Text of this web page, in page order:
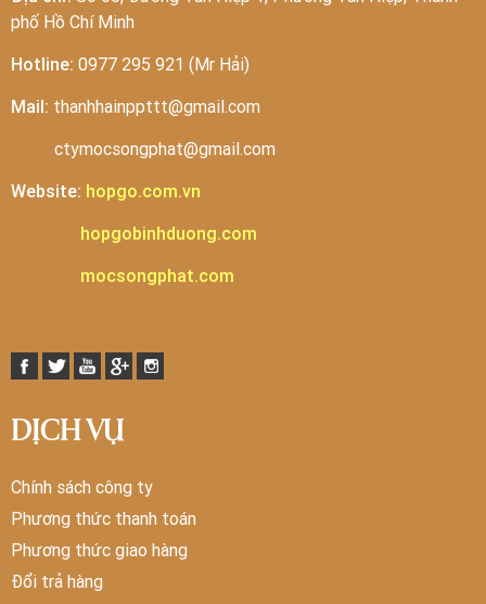
phố Hồ Chí Minh
Hotline: 0977 295 921 (Mr Hải)
Mail: thanhhainppttt@gmail.com
ctymocsongphat@gmail.com
Website: hopgo.com.vn
hopgobinhduong.com
mocsongphat.com
DỊCH VỤ
Chính sách công ty
Phương thức thanh toán
Phương thức giao hàng
Đổi trả hàng